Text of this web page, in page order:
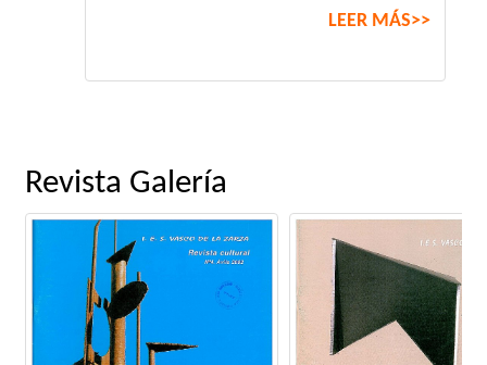
LEER MÁS>>
Revista Galería